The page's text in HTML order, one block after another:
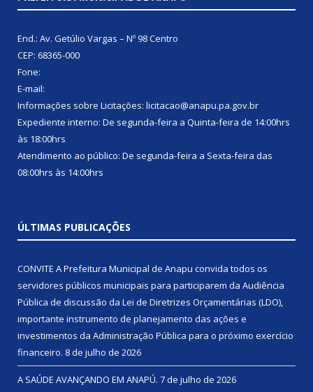
End.: Av. Getúlio Vargas – Nº 98 Centro
CEP: 68365-000
Fone:
E-mail:
Informações sobre Licitações: licitacao@anapu.pa.gov.br
Expediente interno: De segunda-feira a Quinta-feira de 14:00hrs
às 18:00hrs
Atendimento ao público: De segunda-feira a Sexta-feira das
08:00hrs às 14:00hrs
ÚLTIMAS PUBLICAÇÕES
CONVITE A Prefeitura Municipal de Anapu convida todos os
servidores públicos municipais para participarem da Audiência
Pública de discussão da Lei de Diretrizes Orçamentárias (LDO),
importante instrumento de planejamento das ações e
investimentos da Administração Pública para o próximo exercício
financeiro. 8 de julho de 2026
A SAÚDE AVANÇANDO EM ANAPÚ. 7 de julho de 2026